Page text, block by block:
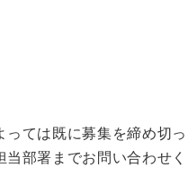
っては既に募集を締め切っ
部署までお問い合わせく